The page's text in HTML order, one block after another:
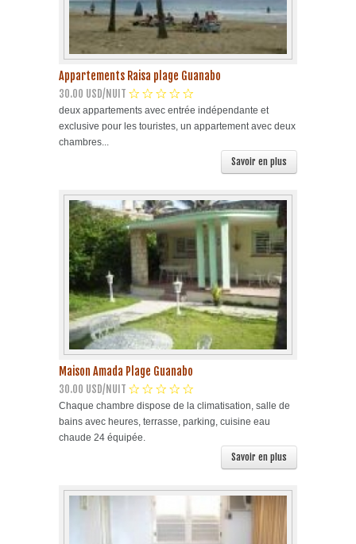
Appartements Raisa plage Guanabo
30.00 USD/NUIT
deux appartements avec entrée indépendante et
exclusive pour les touristes, un appartement avec deux
chambres...
Savoir en plus
Maison Amada Plage Guanabo
30.00 USD/NUIT
Chaque chambre dispose de la climatisation, salle de
bains avec heures, terrasse, parking, cuisine eau
chaude 24 équipée.
Savoir en plus